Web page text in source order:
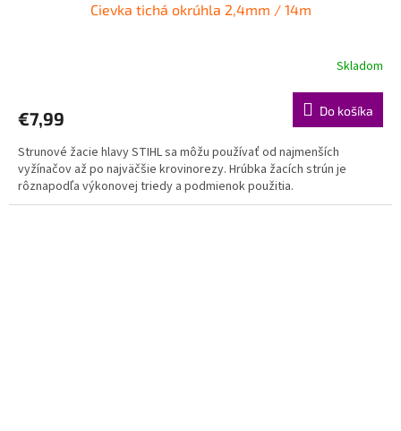
Cievka tichá okrúhla 2,4mm / 14m
Skladom
€7,99 Do košíka
Strunové žacie hlavy STIHL sa môžu používať od najmenších
vyžínačov až po najväčšie krovinorezy. Hrúbka žacích strún je
rôznapodľa výkonovej triedy a podmienok použitia.